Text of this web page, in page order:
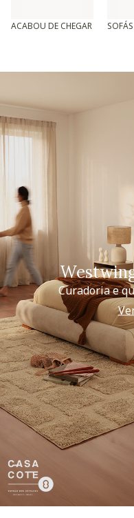
ACABOU DE CHEGAR SOFÁS
Curadoria e